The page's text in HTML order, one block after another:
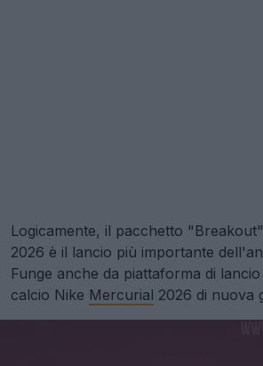
Logicamente, il pacchetto
2026 è il lancio più importante
Funge anche da piattaforma di
calcio Nike Mercurial 2026 di nuova